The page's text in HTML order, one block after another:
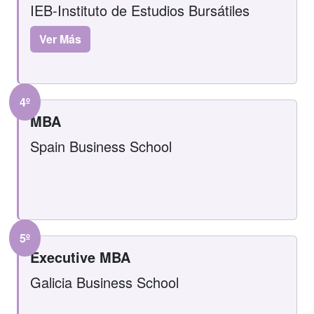
IEB-Instituto de Estudios Bursátiles
Ver Más
4º
MBA
Spain Business School
5º
Executive MBA
Galicia Business School